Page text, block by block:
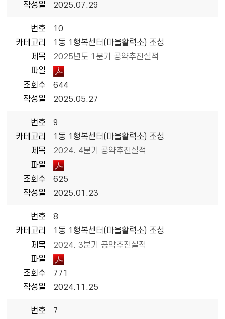
작성일
2025.07.29
번호
10
카테고리
1동 1행복센터(마을활력소) 조성
제목
2025년도 1분기 공약추진실적
파일
조회수
644
작성일
2025.05.27
번호
9
카테고리
1동 1행복센터(마을활력소) 조성
제목
2024. 4분기 공약추진실적
파일
조회수
625
작성일
2025.01.23
번호
8
카테고리
1동 1행복센터(마을활력소) 조성
제목
2024. 3분기 공약추진실적
파일
조회수
771
작성일
2024.11.25
번호
7